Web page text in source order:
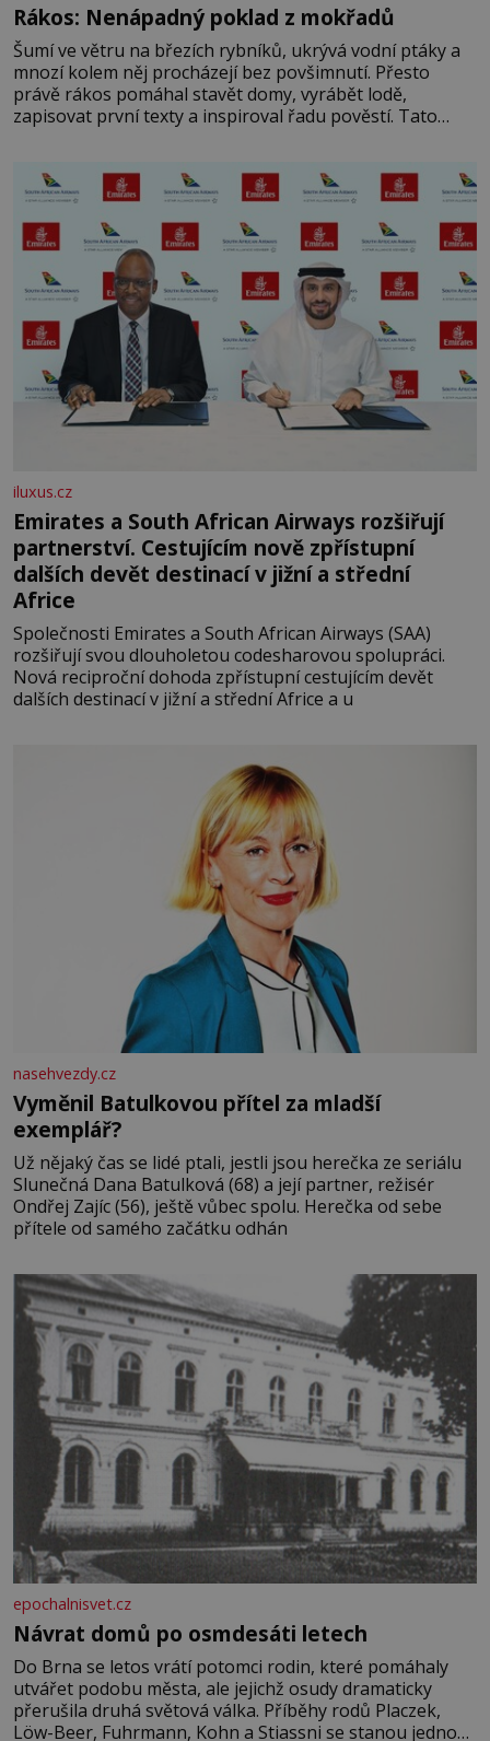
Rákos: Nenápadný poklad z mokřadů
Šumí ve větru na březích rybníků, ukrývá vodní ptáky a
mnozí kolem něj procházejí bez povšimnutí. Přesto
právě rákos pomáhal stavět domy, vyrábět lodě,
zapisovat první texty a inspiroval řadu pověstí. Tato
letního koupání. Stačí se však podívat
iluxus.cz
Emirates a South African Airways rozšiřují
partnerství. Cestujícím nově zpřístupní
dalších devět destinací v jižní a střední
Africe
Společnosti Emirates a South African Airways (SAA)
rozšiřují svou dlouholetou codesharovou spolupráci.
Nová reciproční dohoda zpřístupní cestujícím devět
dalších destinací v jižní a střední Africe a u
nasehvezdy.cz
Vyměnil Batulkovou přítel za mladší
exemplář?
Už nějaký čas se lidé ptali, jestli jsou herečka ze seriálu
Slunečná Dana Batulková (68) a její partner, režisér
Ondřej Zajíc (56), ještě vůbec spolu. Herečka od sebe
přítele od samého začátku odhán
epochalnisvet.cz
Návrat domů po osmdesáti letech
Do Brna se letos vrátí potomci rodin, které pomáhaly
utvářet podobu města, ale jejichž osudy dramaticky
přerušila druhá světová válka. Příběhy rodů Placzek,
Löw-Beer, Fuhrmann, Kohn a Stiassni se stanou jednou